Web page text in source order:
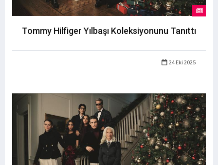
Tommy Hilfiger Yılbaşı Koleksiyonunu Tanıttı
24 Eki 2025